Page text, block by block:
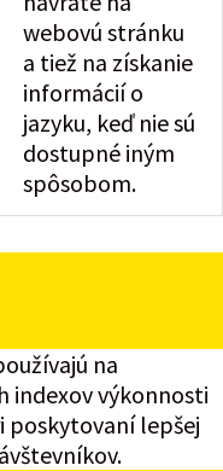
webovú stránku
a tiež na získanie
informácií o
jazyku, keď nie sú
dostupné iným
spôsobom.
na
indexov výkonnosti
poskytovaní lepšej